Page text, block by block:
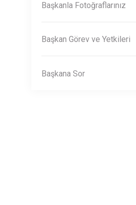
Başkanla Fotoğraflarınız
Başkan Görev ve Yetkileri
Başkana Sor